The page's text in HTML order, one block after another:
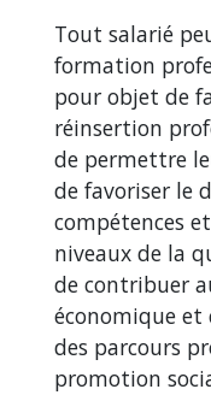
Tout salarié
formation
pour objet de
réinsertion
de permettre
de favoriser le
compétences
niveaux de la
de contribuer
économique
des parcours
promotion